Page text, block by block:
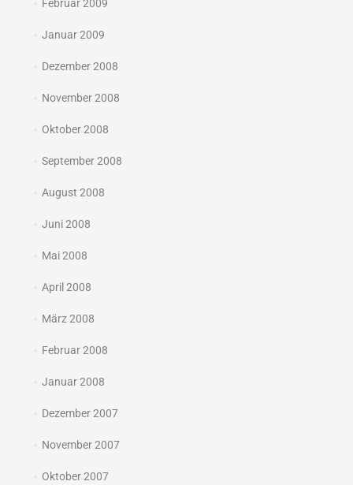
Februar 2009
Januar 2009
Dezember 2008
November 2008
Oktober 2008
September 2008
August 2008
Juni 2008
Mai 2008
April 2008
März 2008
Februar 2008
Januar 2008
Dezember 2007
November 2007
Oktober 2007